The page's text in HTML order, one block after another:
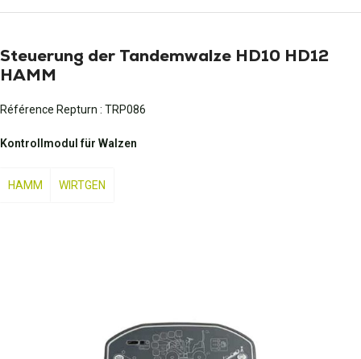
Steuerung der Tandemwalze HD10 HD12
HAMM
Référence Repturn : TRP086
Kontrollmodul für Walzen
HAMM WIRTGEN